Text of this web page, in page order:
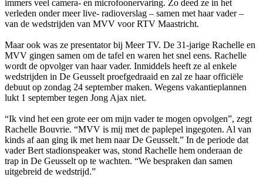
immers veel camera- en microfoonervaring. Zo deed ze in het
verleden onder meer live- radioverslag – samen met haar vader –
van de wedstrijden van MVV voor RTV Maastricht.
Maar ook was ze presentator bij Meer TV. De 31-jarige Rachelle en
MVV gingen samen om de tafel en waren het snel eens. Rachelle
wordt de opvolger van haar vader. Inmiddels heeft ze al enkele
wedstrijden in De Geusselt proefgedraaid en zal ze haar officiële
debuut op zondag 24 september maken. Wegens vakantieplannen
lukt 1 september tegen Jong Ajax niet.
“Ik vind het een grote eer om mijn vader te mogen opvolgen”, zegt
Rachelle Bouvrie. “MVV is mij met de paplepel ingegoten. Al van
kinds af aan ging ik met hem naar De Geusselt.” In de periode dat
vader Bert stadionspeaker was, stond Rachelle hem onderaan de
trap in De Geusselt op te wachten. “We bespraken dan samen
uitgebreid de wedstrijd.”